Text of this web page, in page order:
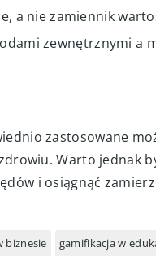
i jej motywacje.
a nie zamiennik
Warto jednak